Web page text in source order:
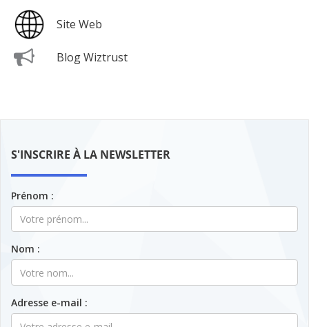
Site Web
Blog Wiztrust
S'INSCRIRE À LA NEWSLETTER
Prénom :
Nom :
Adresse e-mail :